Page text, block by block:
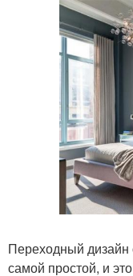
Переходный
самой простой, и